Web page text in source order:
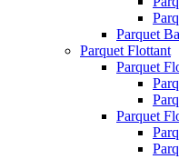
Parquet
Parquet Flottant
Parquet
Parquet